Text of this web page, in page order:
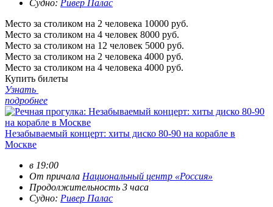
Судно: Ривер Палас
Место за столиком на 2 человека 10000 руб.
Место за столиком на 4 человек 8000 руб.
Место за столиком на 12 человек 5000 руб.
Место за столиком на 2 человека 4000 руб.
Место за столиком на 4 человека 4000 руб.
Купить билеты
Узнать
подробнее
Незабываемый концерт: хиты диско 80-90 на корабле в
Москве
в 19:00
От причала Национальный центр «Россия»
Продолжительность 3 часа
Судно: Ривер Палас